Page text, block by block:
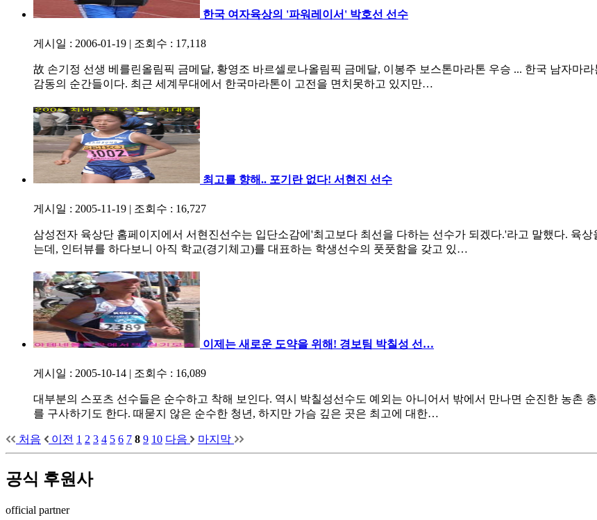
한국 여자육상의 '파워레이서' 박호선 선수
게시일 : 2006-01-19 | 조회수 : 17,118
故 손기정 선생 베를린올림픽 금메달, 황영조 바르셀로나올림픽 금메달, 이봉주 보스톤마라톤 우승 ... 한국 남자마
감동의 순간들이다. 최근 세계무대에서 한국마라톤이 고전을 면치못하고 있지만…
최고를 향해.. 포기란 없다! 서현진 선수
게시일 : 2005-11-19 | 조회수 : 16,727
삼성전자 육상단 홈페이지에서 서현진선수는 입단소감에'최고보다 최선을 다하는 선수가 되겠다.'라고 말했다. 육
는데, 인터뷰를 하다보니 아직 학교(경기체고)를 대표하는 학생선수의 풋풋함을 갖고 있…
이제는 새로운 도약을 위해! 경보팀 박칠성 선…
게시일 : 2005-10-14 | 조회수 : 16,089
대부분의 스포츠 선수들은 순수하고 착해 보인다. 역시 박칠성선수도 예외는 아니어서 밖에서 만나면 순진한 농촌
를 구사하기도 한다. 때묻지 않은 순수한 청년, 하지만 가슴 깊은 곳은 최고에 대한…
처음 이전 1 2 3 4 5 6 7 8 9 10 다음 마지막
공식 후원사
official partner